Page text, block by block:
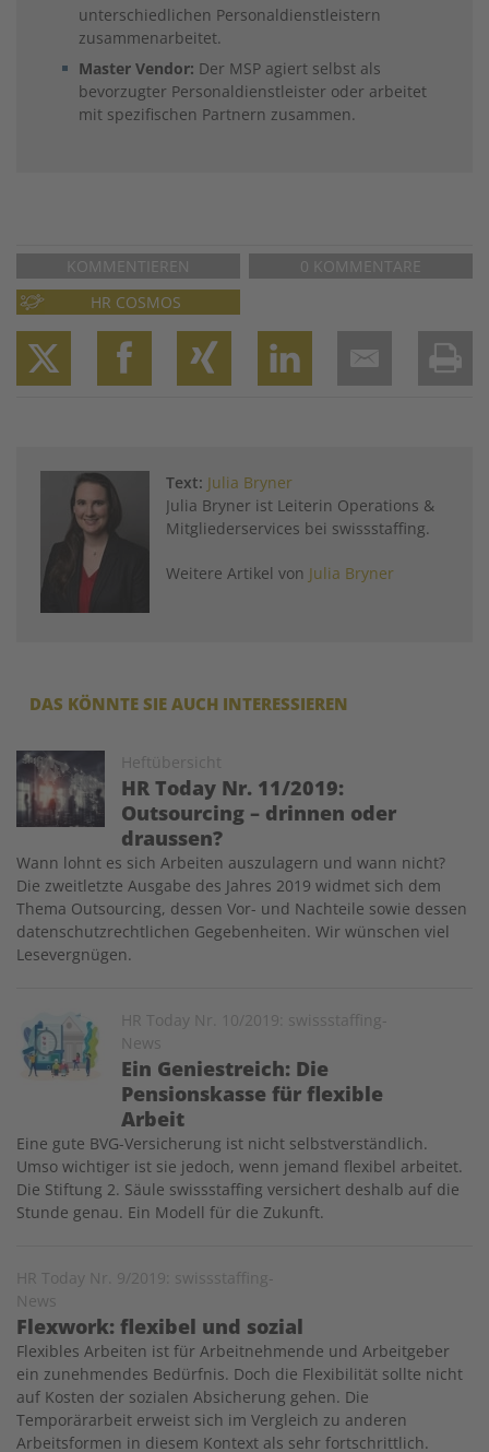
unterschiedlichen Personaldienstleis­tern
zusammenarbeitet.
Master Vendor: Der MSP agiert selbst als
bevorzugter Personaldienstleister oder arbeitet
mit spezifischen Partnern zusammen.
KOMMENTIEREN
0 KOMMENTARE
HR COSMOS
TwitterFacebook
XINGLinkedIn
Email
Text: Julia Bryner
Julia Bryner ist Leiterin Operations &
Mitgliederservices bei swissstaffing.
Weitere Artikel von Julia Bryner
DAS KÖNNTE SIE AUCH INTERESSIEREN
Heftübersicht
HR Today Nr. 11/2019:
Outsourcing – drinnen oder
draussen?
Image
Wann lohnt es sich Arbeiten auszulagern und wann nicht?
Die zweitletzte Ausgabe des Jahres 2019 widmet sich dem
Thema Outsourcing, dessen Vor- und Nachteile sowie dessen
datenschutzrechtlichen Gegebenheiten. Wir wünschen viel
Lesevergnügen.
HR Today Nr. 10/2019: swissstaffing-
News
Ein Geniestreich: Die
Pensionskasse für flexible
Arbeit
Image
Eine gute BVG-Versicherung ist nicht selbstverständlich.
Umso wichtiger ist sie jedoch, wenn jemand flexibel arbeitet.
Die Stiftung 2. Säule swissstaffing versichert deshalb auf die
Stunde genau. Ein Modell für die Zukunft.
HR Today Nr. 9/2019: swissstaffing-
News
Flexwork: flexibel und sozial
Flexibles Arbeiten ist für Arbeitnehmende und Arbeitgeber
ein zunehmendes Bedürfnis. Doch die Flexibilität sollte nicht
auf Kosten der sozialen Absicherung gehen. Die
Temporärarbeit erweist sich im Vergleich zu anderen
Arbeitsformen in diesem Kontext als sehr fortschrittlich.